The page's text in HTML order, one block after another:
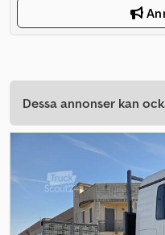
Dessa annonser kan